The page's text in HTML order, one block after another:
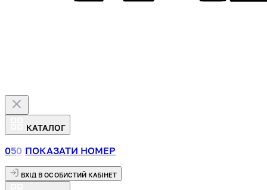
КАТАЛОГ
050 ПОКАЗАТИ НОМЕР
ВХІД В ОСОБИСТИЙ КАБІНЕТ